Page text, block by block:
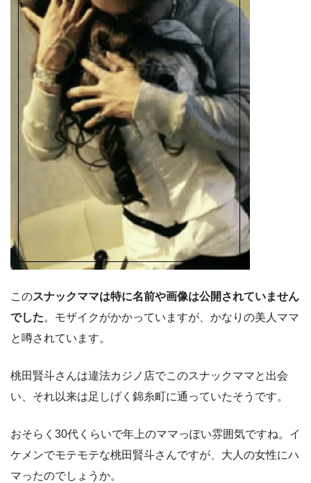
このスナックママは特に名前や画像は公開されていません
でした。モザイクがかかっていますが、かなりの美人ママ
と噂されています。
桃田賢斗さんは違法カジノ店でこのスナックママと出会
い、それ以来は足しげく錦糸町に通っていたそうです。
おそらく30代くらいで年上のママっぽい雰囲気ですね。イ
ケメンでモテモテな桃田賢斗さんですが、大人の女性にハ
マったのでしょうか。